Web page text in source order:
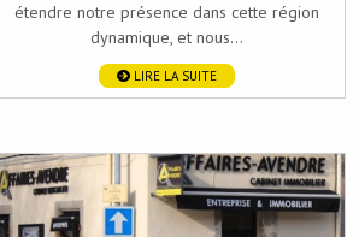
étendre notre présence dans cette région
dynamique, et nous...
LIRE LA SUITE